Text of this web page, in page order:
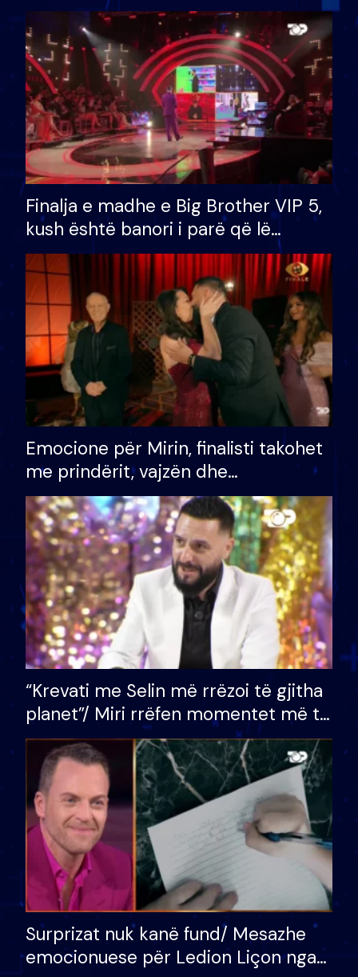
Finalja e madhe e Big Brother VIP 5,
kush është banori i parë që lë
shtëpinë dhe humb mundësinë për
të fituar çmimin e madh
Emocione për Mirin, finalisti takohet
me prindërit, vajzën dhe
bashkëshorten: S’kemi ndonjë letër
divorci apo jo?
“Krevati me Selin më rrëzoi të gjitha
planet”/ Miri rrëfen momentet më të
bukura në shtëpinë e BB VIP: Do më
mungojë zilja e mëngjesit kur…
Surprizat nuk kanë fund/ Mesazhe
emocionuese për Ledion Liçon nga